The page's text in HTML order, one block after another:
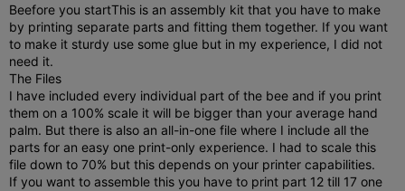
Beefore you startThis is an assembly kit that you have to make
by printing separate parts and fitting them together. If you want
to make it sturdy use some glue but in my experience, I did not
need it.
The Files
I have included every individual part of the bee and if you print
them on a 100% scale it will be bigger than your average hand
palm. But there is also an all-in-one file where I include all the
parts for an easy one print-only experience. I had to scale this
file down to 70% but this depends on your printer capabilities.
If you want to assemble this you have to print part 12 till 17 one